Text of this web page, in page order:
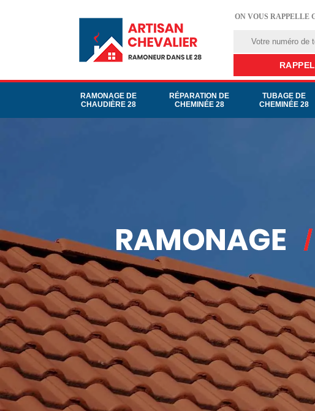
ON VOUS RAPPELLE
RAMONAGE DE
CHAUDIÈRE 28
RÉPARATION DE
CHEMINÉE 28
TUBAGE DE
CHEMINÉE 28